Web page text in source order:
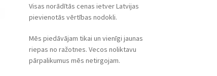
Visas norādītās cenas ietver Latvijas
pievienotās vērtības nodokli.
Mēs piedāvājam tikai un vienīgi jaunas
riepas no ražotnes. Vecos noliktavu
pārpalikumus mēs netirgojam.